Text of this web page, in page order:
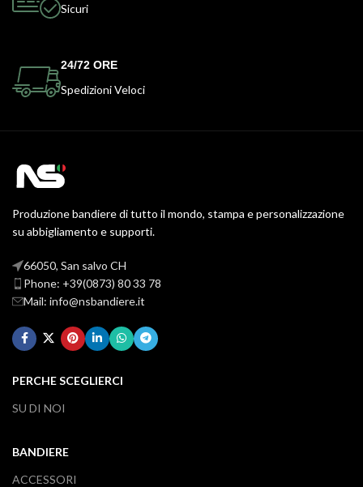
Sicuri
24/72 ORE
Spedizioni Veloci
Produzione bandiere di tutto il mondo, stampa e personalizzazione
su abbigliamento e supporti.
66050, San salvo CH
Phone: +39(0873) 80 33 78
Mail: info@nsbandiere.it
PERCHE SCEGLIERCI
SU DI NOI
BANDIERE
ACCESSORI